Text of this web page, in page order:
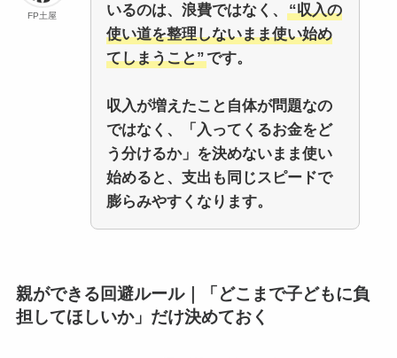
FP土屋
いるのは、浪費ではなく、
“収入の
使い道を整理しないまま使い始め
てしまうこと”です。
収入が増えたこと自体が問題なの
ではなく、「入ってくるお金をど
う分けるか」を決めないまま使い
始めると、支出も同じスピードで
膨らみやすくなります。
親ができる回避ルール｜「どこまで子どもに負
担してほしいか」だけ決めておく